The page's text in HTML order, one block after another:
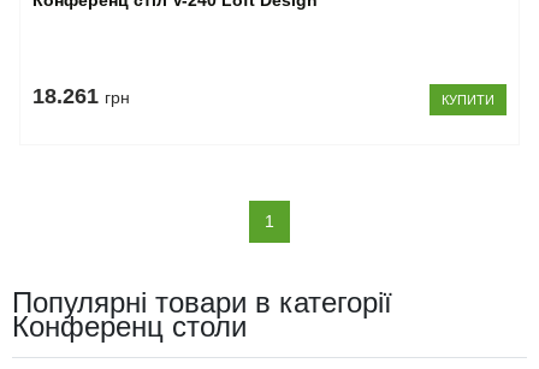
18.261 грн КУПИТИ
1
Популярні товари в категорії
Конференц столи